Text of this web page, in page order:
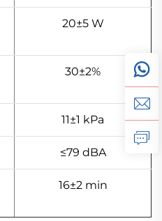
20±5 W
30±2%
11±1 kPa
≤79 dBA
16±2 min